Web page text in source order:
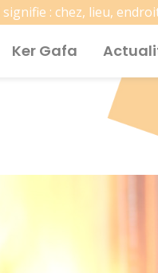
: chez, lieu,
Ker Gafa